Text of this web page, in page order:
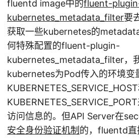
fluentd image中的fluent-
kubernetes_metadata_filter要
获取一些kubernetes的
何特殊配置的fluent-plugin-
kubernetes_metadata_filter，
kubernetes为Pod传入的环境变
访问信息的。但API Server在
安全身份验证机制 的，fluentd直